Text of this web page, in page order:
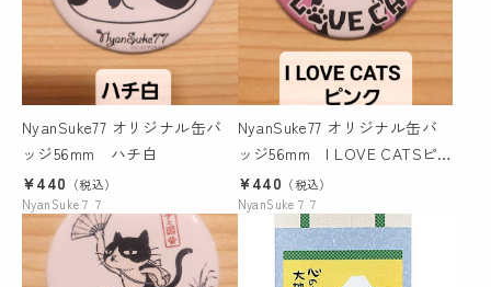
NyanSuke77 オリジナル缶バ
ッジ56mm ハチ白
¥440 （税込）
NyanSuke７７
NyanSuke77 オリジナル缶バ
ッジ56mm I LOVE CATSピ
ンク
¥440 （税込）
NyanSuke７７